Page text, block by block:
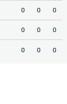
0 0 0
0 0 0
0 0 0